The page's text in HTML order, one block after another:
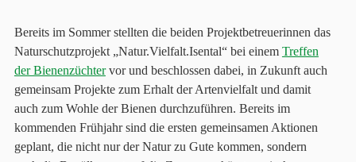
Bereits im Sommer stellten die beiden Projektbetreuerinnen das
Naturschutzprojekt „Natur.Vielfalt.Isental“ bei einem Treffen
der Bienenzüchtervor und beschlossen dabei, in Zukunft auch
gemeinsam Projekte zum Erhalt der Artenvielfalt und damit
auch zum Wohle der Bienen durchzuführen. Bereits im
kommenden Frühjahr sind die ersten gemeinsamen Aktionen
geplant, die nicht nur der Natur zu Gute kommen, sondern